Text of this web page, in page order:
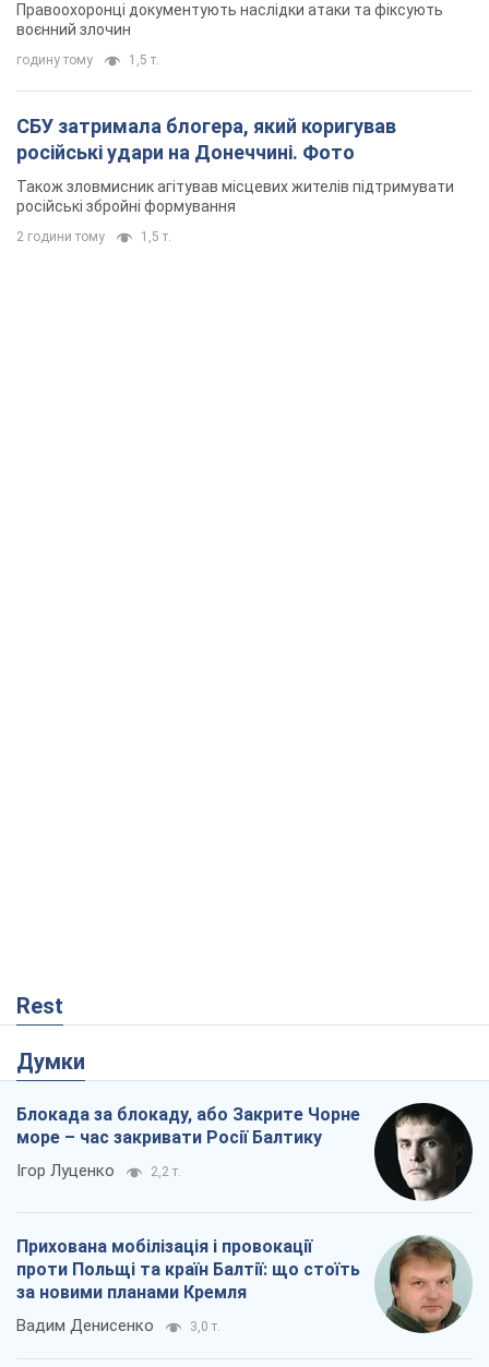
Правоохоронці документують наслідки атаки та фіксують
воєнний злочин
годину тому 1,5 т.
СБУ затримала блогера, який коригував
російські удари на Донеччині. Фото
Також зловмисник агітував місцевих жителів підтримувати
російські збройні формування
2 години тому 1,5 т.
Rest
Думки
Блокада за блокаду, або Закрите Чорне
море – час закривати Росії Балтику
Ігор Луценко 2,2 т.
Прихована мобілізація і провокації
проти Польщі та країн Балтії: що стоїть
за новими планами Кремля
Вадим Денисенко 3,0 т.